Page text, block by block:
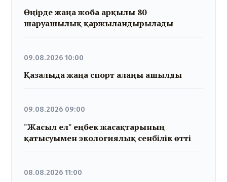
Өңірде жаңа жоба арқылы 80
шаруашылық қаржыландырылады
09.08.2026 10:00
Қазалыда жаңа спорт алаңы ашылды
09.08.2026 09:00
"Жасыл ел" еңбек жасақтарының
қатысуымен экологиялық сенбілік өтті
08.08.2026 11:00